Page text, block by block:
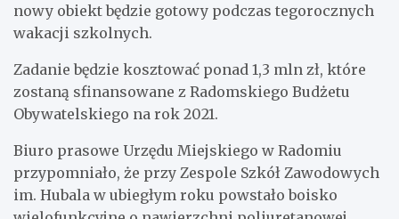
nowy obiekt będzie gotowy podczas tegorocznych
wakacji szkolnych.
Zadanie będzie kosztować ponad 1,3 mln zł, które
zostaną sfinansowane z Radomskiego Budżetu
Obywatelskiego na rok 2021.
Biuro prasowe Urzędu Miejskiego w Radomiu
przypomniało, że przy Zespole Szkół Zawodowych
im. Hubala w ubiegłym roku powstało boisko